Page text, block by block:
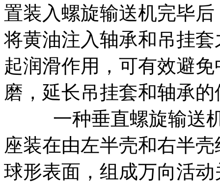
置装入螺旋输送机完毕
将黄油注入轴承和吊挂
起润滑作用，可有效避
磨，延长吊挂套和轴承
一种垂直螺旋输送机
座装在由左半壳和右半
球形表面，组成万向活